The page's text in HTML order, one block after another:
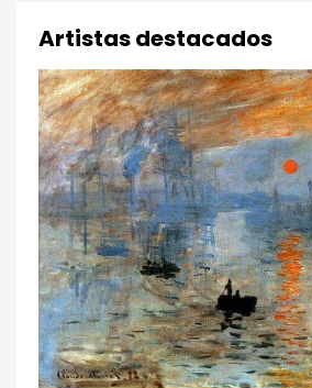
Artistas destacados